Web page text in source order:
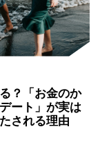
？「お金のか
ート」が実は
される理由